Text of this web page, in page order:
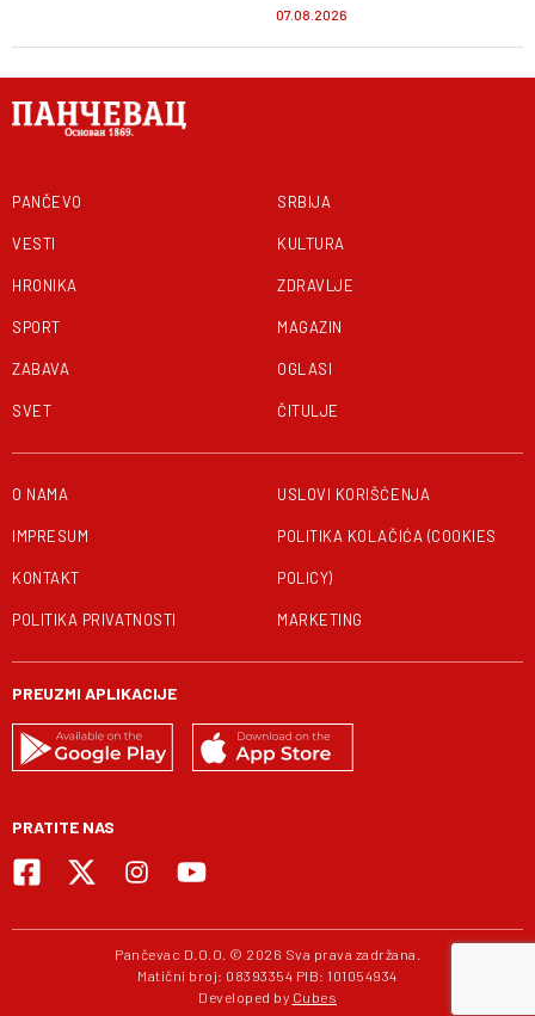
07.08.2026
PANČEVO
VESTI
HRONIKA
SPORT
ZABAVA
SVET
SRBIJA
KULTURA
ZDRAVLJE
MAGAZIN
OGLASI
ČITULJE
O NAMA
IMPRESUM
KONTAKT
POLITIKA PRIVATNOSTI
USLOVI KORIŠĆENJA
POLITIKA KOLAČIĆA (COOKIES
POLICY)
MARKETING
PREUZMI APLIKACIJE
PRATITE NAS
Pančevac D.O.O. © 2026 Sva prava zadržana.
Matični broj: 08393354 PIB: 101054934
Developed by Cubes